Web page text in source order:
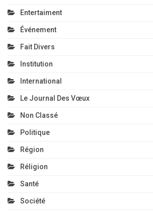
Entertaiment
Événement
Fait Divers
Institution
International
Le Journal Des Vœux
Non Classé
Politique
Région
Réligion
Santé
Société